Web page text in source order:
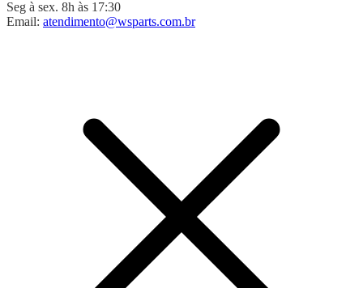
Seg à sex. 8h às 17:30
Email: atendimento@wsparts.com.br